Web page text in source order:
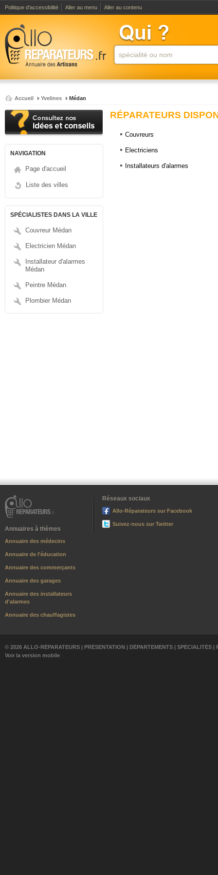
Politique d'accessibilité Aller au menu Aller au contenu
Accueil Yvelines Médan
NAVIGATION
Page d'accueil
Liste des villes
SPÉCIALISTES DANS LA VILLE
Couvreur Médan
Electricien Médan
Installateur d'alarmes
Médan
Peintre Médan
Plombier Médan
RÉPARATEURS
Couvreurs
Electriciens
Installateurs d'alarmes
Annuaires à thèmes
Annuaire des médecins
Annuaire de l'éducation
Annuaire des commerçants
Annuaire des garages
Annuaire des installateurs
d'alarmes
Annuaire des chauffagistes
Réseaux sociaux
Allo-Réparateurs sur Facebook
Suivez-nous sur Twitter
© 2026 ALLO-RÉPARATEURS | PRÉSENTATION | DÉPARTEMENTS | SPÉCIALITÉS |
Voir la version mobile